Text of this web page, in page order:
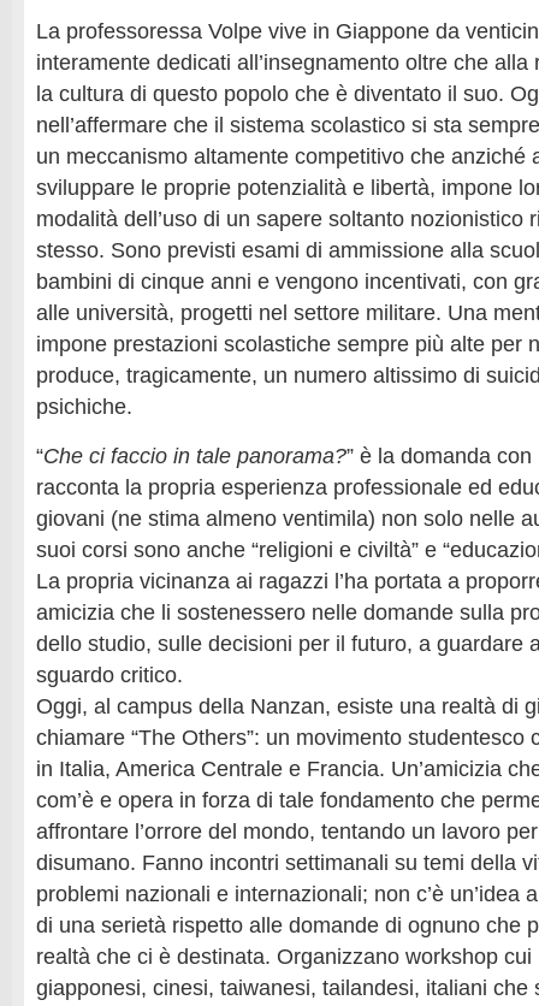
La professoressa Volpe vive in Giappone da
interamente dedicati all’insegnamento oltre che
la cultura di questo popolo che è diventato il suo.
nell’affermare che il sistema scolastico si sta
un meccanismo altamente competitivo che anziché
sviluppare le proprie potenzialità e libertà, impone
modalità dell’uso di un sapere soltanto nozionistico
stesso. Sono previsti esami di ammissione alla
bambini di cinque anni e vengono incentivati, con
alle università, progetti nel settore militare. Una
impone prestazioni scolastiche sempre più alte per
produce, tragicamente, un numero altissimo di
psichiche.
“Che ci faccio in tale panorama?” è la domanda
racconta la propria esperienza professionale ed
giovani (ne stima almeno ventimila) non solo nelle
suoi corsi sono anche “religioni e civiltà” e
La propria vicinanza ai ragazzi l’ha portata a
amicizia che li sostenessero nelle domande sulla
dello studio, sulle decisioni per il futuro, a guardare
sguardo critico.
Oggi, al campus della Nanzan, esiste una realtà di
chiamare “The Others”: un movimento studentesco
in Italia, America Centrale e Francia. Un’amicizia
com’è e opera in forza di tale fondamento che
affrontare l’orrore del mondo, tentando un lavoro
disumano. Fanno incontri settimanali su temi della
problemi nazionali e internazionali; non c’è un’idea
di una serietà rispetto alle domande di ognuno che
realtà che ci è destinata. Organizzano workshop
giapponesi, cinesi, taiwanesi, tailandesi, italiani che